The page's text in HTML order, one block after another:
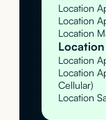
Location
Location
Location
Location
Location
Cellular)
Location